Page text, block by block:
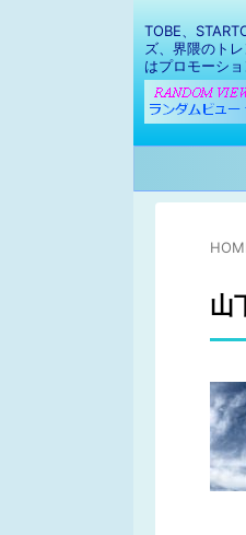
TOBE、
ズ、界隈のト
はプロモーシ
山